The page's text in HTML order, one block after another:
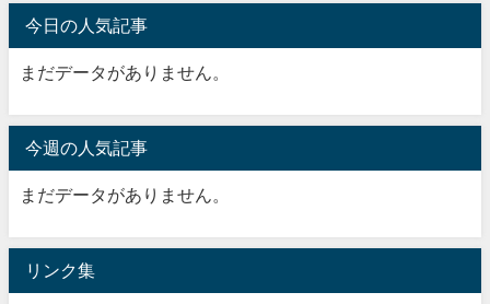
今日の人気記事
まだデータがありません。
今週の人気記事
まだデータがありません。
リンク集